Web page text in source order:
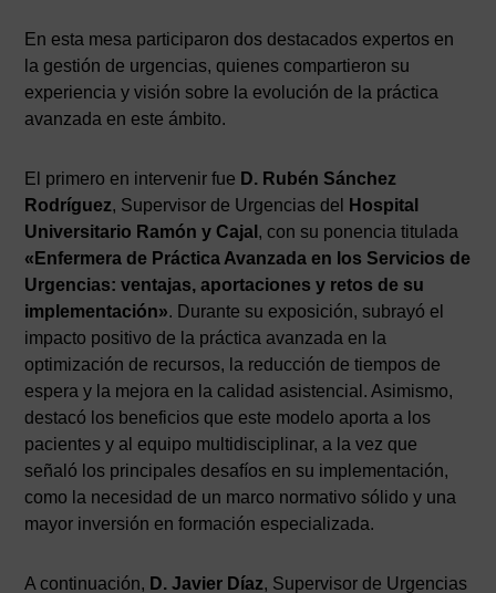
En esta mesa participaron dos destacados expertos en
la gestión de urgencias, quienes compartieron su
experiencia y visión sobre la evolución de la práctica
avanzada en este ámbito.
El primero en intervenir fue D. Rubén Sánchez
Rodríguez, Supervisor de Urgencias del
Hospital
Universitario Ramón y Cajal , con su ponencia titulada
«Enfermera de Práctica Avanzada en los Servicios de
Urgencias: ventajas, aportaciones y retos de su
implementación». Durante su exposición, subrayó el
impacto positivo de la práctica avanzada en la
optimización de recursos, la reducción de tiempos de
espera y la mejora en la calidad asistencial. Asimismo,
destacó los beneficios que este modelo aporta a los
pacientes y al equipo multidisciplinar, a la vez que
señaló los principales desafíos en su implementación,
como la necesidad de un marco normativo sólido y una
mayor inversión en formación especializada.
A continuación, D. Javier Díaz, Supervisor de Urgencias